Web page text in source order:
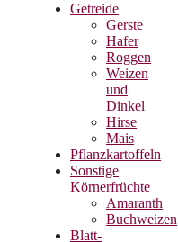
Getreide
Gerste
Hafer
Roggen
Weizen
und
Dinkel
Hirse
Mais
Pflanzkartoffeln
Sonstige
Körnerfrüchte
Amaranth
Buchweizen
Blatt-